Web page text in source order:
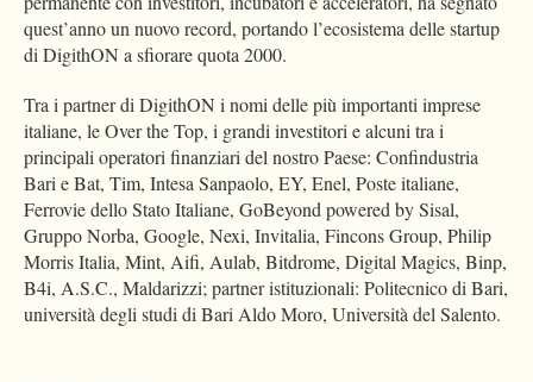
quest’anno un nuovo record, portando l’ecosistema delle startup
di DigithON a sfiorare quota 2000.
Tra i partner di DigithON i nomi delle più importanti imprese
italiane, le Over the Top, i grandi investitori e alcuni tra i
principali operatori finanziari del nostro Paese: Confindustria
Bari e Bat, Tim, Intesa Sanpaolo, EY, Enel, Poste italiane,
Ferrovie dello Stato Italiane, GoBeyond powered by Sisal,
Gruppo Norba, Google, Nexi, Invitalia, Fincons Group, Philip
Morris Italia, Mint, Aifi, Aulab, Bitdrome, Digital Magics, Binp,
B4i, A.S.C., Maldarizzi; partner istituzionali: Politecnico di Bari,
università degli studi di Bari Aldo Moro, Università del Salento.